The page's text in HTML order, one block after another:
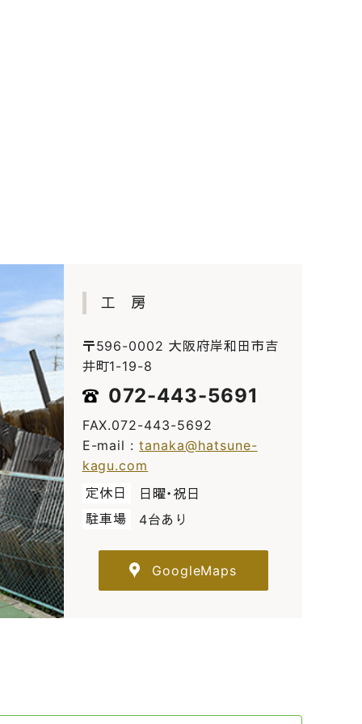
工 房
〒596-0002 大阪府岸和田市吉
井町1-19-8
072-443-5691
FAX.072-443-5692
E-mail :tanaka@hatsune-
kagu.com
定休日
日曜・祝日
駐車場
4台あり
GoogleMaps